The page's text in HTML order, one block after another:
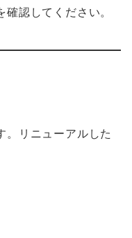
認してください。
。リニューアルした